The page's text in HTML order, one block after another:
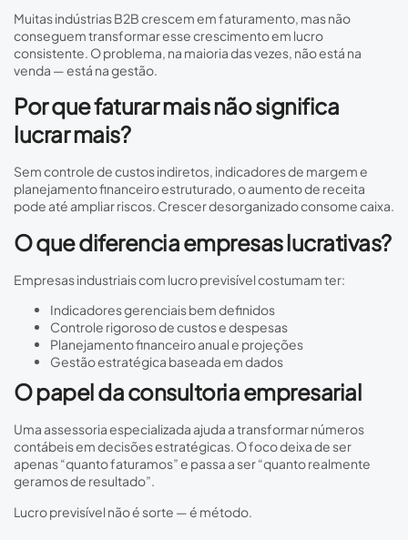
Muitas indústrias B2B crescem em faturamento, mas não
conseguem transformar esse crescimento em lucro
consistente. O problema, na maioria das vezes, não está na
venda — está na gestão.
Por que faturar mais não significa
lucrar mais?
Sem controle de custos indiretos, indicadores de margem e
planejamento financeiro estruturado, o aumento de receita
pode até ampliar riscos. Crescer desorganizado consome caixa.
O que diferencia empresas lucrativas?
Empresas industriais com lucro previsível costumam ter:
Indicadores gerenciais bem definidos
Controle rigoroso de custos e despesas
Planejamento financeiro anual e projeções
Gestão estratégica baseada em dados
O papel da consultoria empresarial
Uma assessoria especializada ajuda a transformar números
contábeis em decisões estratégicas. O foco deixa de ser
apenas “quanto faturamos” e passa a ser “quanto realmente
geramos de resultado”.
Lucro previsível não é sorte — é método.